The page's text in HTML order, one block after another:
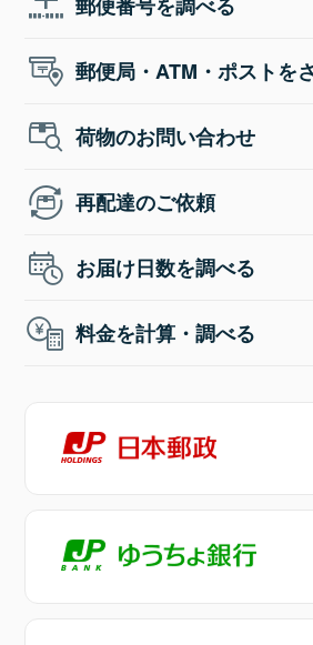
郵便局・ATM・ポストを
荷物のお問い合わせ
再配達のご依頼
お届け日数を調べる
料金を計算・調べる